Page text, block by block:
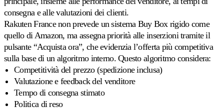
Cdiscount.
Allegro
Competa
sul
più
grande
marketplace
dell'Europa
centrale.
consegna e alle valutazioni dei clienti.
Rakuten France non prevede un sistema Buy Box rigido come
quello di Amazon, ma assegna priorità alle inserzioni tramite il
pulsante “Acquista ora”, che evidenzia l’offerta più competitiva
sulla base di un algoritmo interno. Questo algoritmo considera:
Competitività del prezzo (spedizione inclusa)
Valutazione e feedback del venditore
Tempo di consegna stimato
Politica di reso